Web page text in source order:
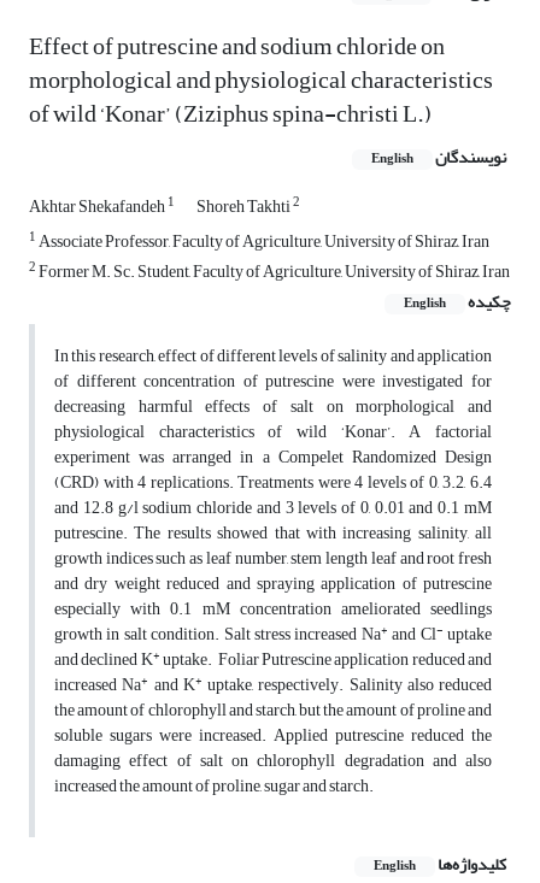
Effect of putrescine and sodium chloride on
morphological and physiological characteristics
of wild ‘Konar’ (Ziziphus spina-christi L.)
نویسندگان English
Akhtar Shekafandeh1 Shoreh Takhti2
1Associate Professor, Faculty of Agriculture, University of Shiraz, Iran
2Former M. Sc. Student, Faculty of Agriculture, University of Shiraz, Iran
چکیده
English
In this research, effect of different levels of salinity and application
of different concentration of putrescine were investigated for
decreasing harmful effects of salt on morphological and
physiological characteristics of wild ‘Konar’. A factorial
experiment was arranged in a Compelet Randomized Design
(CRD) with 4 replications. Treatments were 4 levels of 0, 3.2, 6.4
and 12.8 g/l sodium chloride and 3 levels of 0, 0.01 and 0.1 mM
putrescine. The results showed that with increasing salinity, all
growth indices such as leaf number, stem length leaf and root fresh
and dry weight reduced and spraying application of putrescine
especially with 0.1 mM concentration ameliorated seedlings
growth in salt condition. Salt stress increased Na+ and Cl- uptake
and declined K+uptake. Foliar Putrescine application reduced and
increased Na+ and K+ uptake, respectively. Salinity also reduced
the amount of chlorophyll and starch, but the amount of proline and
soluble sugars were increased. Applied putrescine reduced the
damaging effect of salt on chlorophyll degradation and also
increased the amount of proline, sugar and starch.
کلیدواژه‌ها English